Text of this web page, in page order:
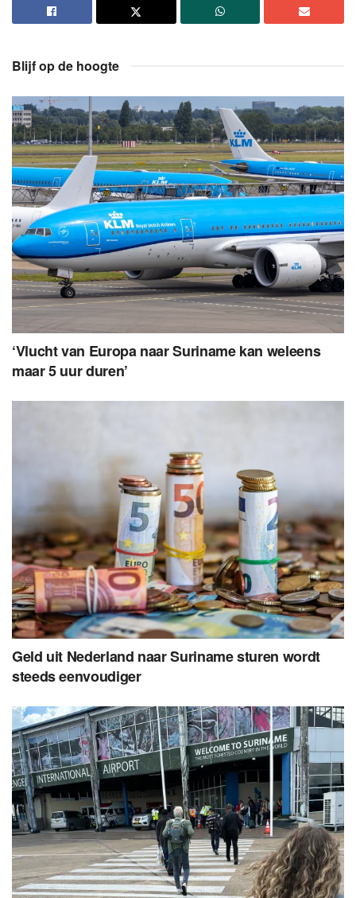
Blijf op de hoogte
‘Vlucht van Europa naar Suriname kan weleens
maar 5 uur duren’
Geld uit Nederland naar Suriname sturen wordt
steeds eenvoudiger